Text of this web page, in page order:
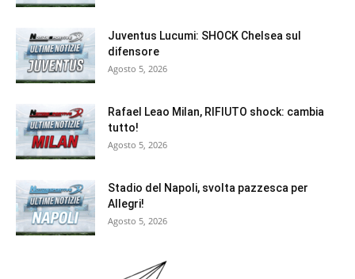
Juventus Lucumi: SHOCK Chelsea sul
difensore
Agosto 5, 2026
Rafael Leao Milan, RIFIUTO shock: cambia
tutto!
Agosto 5, 2026
Stadio del Napoli, svolta pazzesca per
Allegri!
Agosto 5, 2026